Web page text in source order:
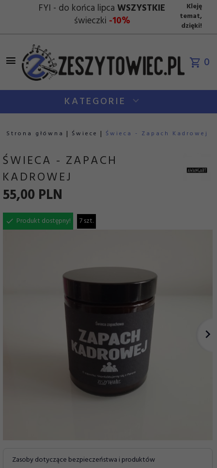
FYI - do końca lipcaWSZYSTKIE
świeczki -10%
Kleję
temat,
dzięki!
0
KATEGORIE
Strona główna Świece Świeca - Zapach Kadrowej
ŚWIECA - ZAPACH
KADROWEJ
55,00 PLN
Produkt dostępny! 7 szt.
Zasoby dotyczące bezpieczeństwa i produktów